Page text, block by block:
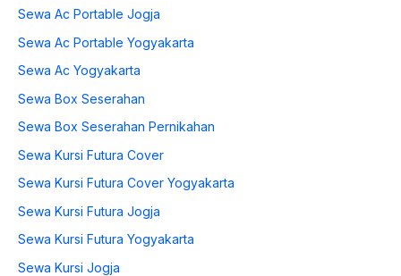
Sewa Ac Portable Jogja
Sewa Ac Portable Yogyakarta
Sewa Ac Yogyakarta
Sewa Box Seserahan
Sewa Box Seserahan Pernikahan
Sewa Kursi Futura Cover
Sewa Kursi Futura Cover Yogyakarta
Sewa Kursi Futura Jogja
Sewa Kursi Futura Yogyakarta
Sewa Kursi Jogja